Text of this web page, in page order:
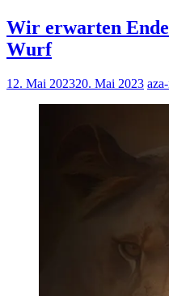
Wir erwarten
Wurf
12. Mai 202320. Mai 2023